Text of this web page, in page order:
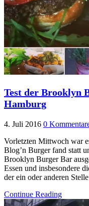
Test der Brooklyn
Hamburg
4. Juli 2016 0
Vorletzten Mittwoch war
Blog’n Burger fand statt
Brooklyn Burger Bar
Essen und insbesondere
der ein oder anderen
Continue Reading